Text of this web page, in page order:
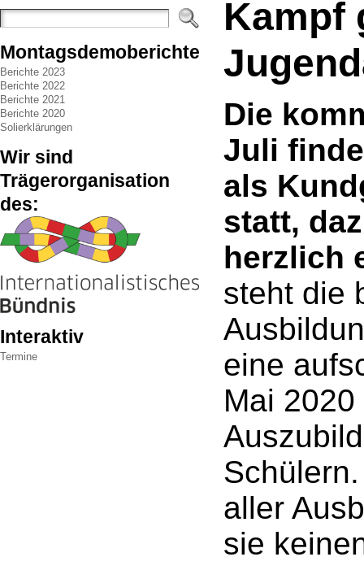
Montagsdemoberichte
Berichte 2023
Berichte 2022
Berichte 2021
Berichte 2020
Solierklärungen
Wir sind
Trägerorganisation
des:
Interaktiv
Termine
Kampf
Die
Juli
als
statt,
herzlich
steht die
eine
Mai 2020
aller
sie